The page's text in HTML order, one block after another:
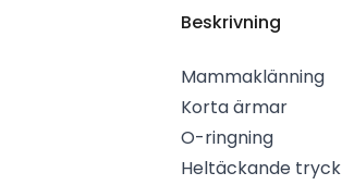
Beskrivning
Mammaklänning
Korta ärmar
O-ringning
Heltäckande tryck